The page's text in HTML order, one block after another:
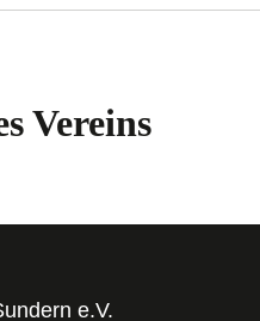
Vereins